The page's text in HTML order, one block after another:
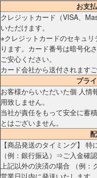
お支
クレジットカード（VISA、
いただけます。
※クレジットカードのセキュ
ります。カード番号は暗号化
ご安心ください。
カード会社から送付されます
プラ
お客様からいただいた個 人情
用致しません。
当社が責任をもって安全に蓄
とはございません。
【商品発送のタイミング】
（例：銀行振込）⇒ご入金確
上記以外の決済の場合 （例
営業日以内に発送いたします